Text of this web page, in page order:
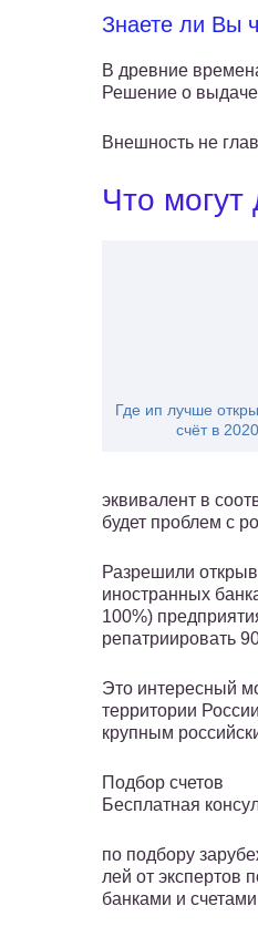
Знаете ли Вы
В древние
Решение о
Внешность не
Что могут
Где ип лучше
счёт в
эквивалент в
будет проблем с
Разрешили
иностранных
100%)
репатриировать
Это интересный
территории
крупным
Подбор счетов
Бесплатная
по подбору
лей от экспертов
банками и